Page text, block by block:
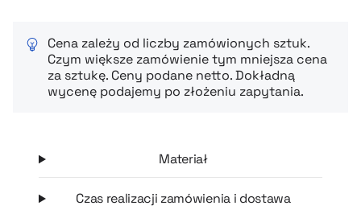
Cena zależy od liczby zamówionych sztuk.
Czym większe zamówienie tym mniejsza cena
za sztukę. Ceny podane netto. Dokładną
wycenę podajemy po złożeniu zapytania.
Materiał
Czas realizacji zamówienia i dostawa